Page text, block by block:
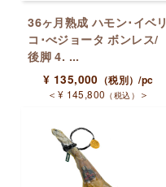
36ヶ月熟成 ハモン･イベリ
コ･べジョータ ボンレス/
後脚 4. ...
¥ 135,000 （税別）/pc
＜ ¥ 145,800 （税込） ＞